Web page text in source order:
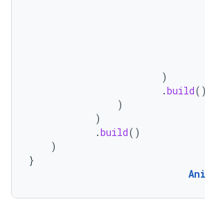
)
.build()
)
)
.build()
)
}